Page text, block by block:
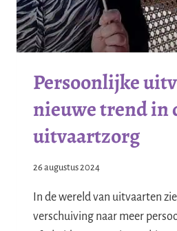
Persoonlijke
nieuwe trend in
uitvaartzorg
26 augustus 2024
In de wereld van uitvaarten
verschuiving naar meer